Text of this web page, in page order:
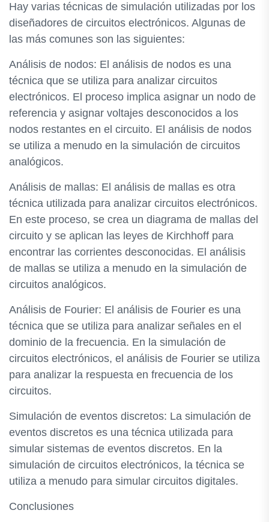
Hay varias técnicas de simulación utilizadas por los
diseñadores de circuitos electrónicos. Algunas de
las más comunes son las siguientes:
Análisis de nodos: El análisis de nodos es una
técnica que se utiliza para analizar circuitos
electrónicos. El proceso implica asignar un nodo de
referencia y asignar voltajes desconocidos a los
nodos restantes en el circuito. El análisis de nodos
se utiliza a menudo en la simulación de circuitos
analógicos.
Análisis de mallas: El análisis de mallas es otra
técnica utilizada para analizar circuitos electrónicos.
En este proceso, se crea un diagrama de mallas del
circuito y se aplican las leyes de Kirchhoff para
encontrar las corrientes desconocidas. El análisis
de mallas se utiliza a menudo en la simulación de
circuitos analógicos.
Análisis de Fourier: El análisis de Fourier es una
técnica que se utiliza para analizar señales en el
dominio de la frecuencia. En la simulación de
circuitos electrónicos, el análisis de Fourier se utiliza
para analizar la respuesta en frecuencia de los
circuitos.
Simulación de eventos discretos: La simulación de
eventos discretos es una técnica utilizada para
simular sistemas de eventos discretos. En la
simulación de circuitos electrónicos, la técnica se
utiliza a menudo para simular circuitos digitales.
Conclusiones